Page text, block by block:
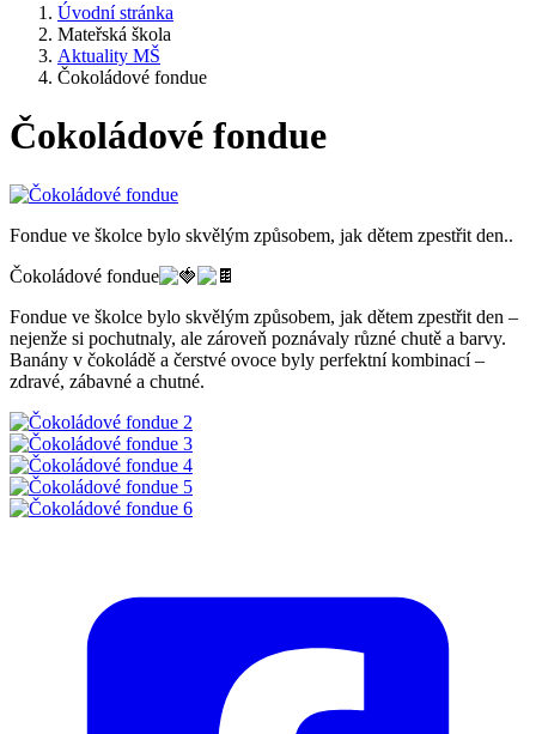
Úvodní stránka
Mateřská škola
Aktuality MŠ
Čokoládové fondue
Čokoládové fondue
Fondue ve školce bylo skvělým způsobem, jak dětem zpestřit den..
Čokoládové fondue
Fondue ve školce bylo skvělým způsobem, jak dětem zpestřit den –
nejenže si pochutnaly, ale zároveň poznávaly různé chutě a barvy.
Banány v čokoládě a čerstvé ovoce byly perfektní kombinací –
zdravé, zábavné a chutné.